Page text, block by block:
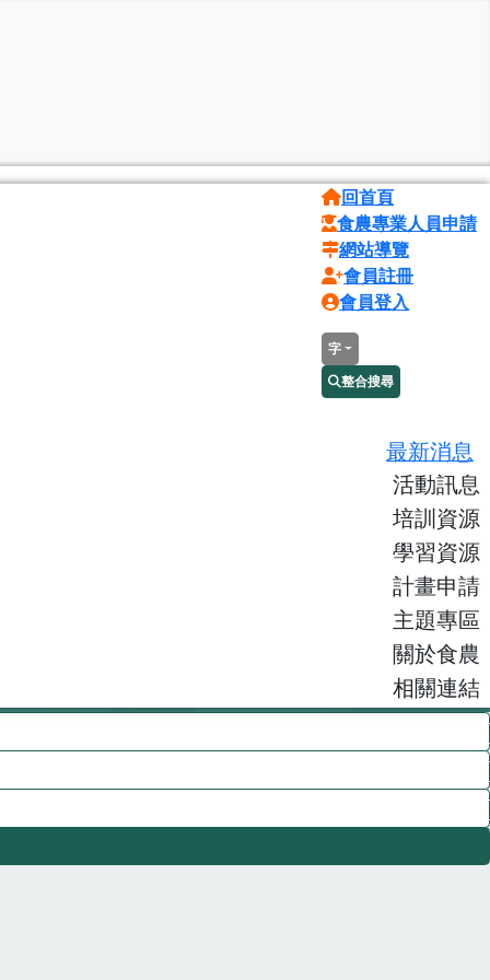
回首頁
食農專業人員申請
網站導覽
會員註冊
會員登入
字
整合搜尋
最新消息
活動訊息
培訓資源
學習資源
計畫申請
主題專區
關於食農
相關連結